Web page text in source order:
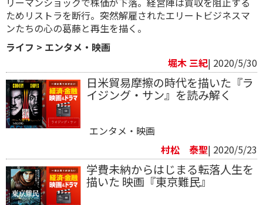
ためリストラを断行。突然解雇されたエリートビジネスマ
ンたちの心の葛藤と再生を描く。
ライフ > エンタメ・映画
堀木 三紀| 2020/5/30
日米貿易摩擦の時代を描いた『ラ
イジング・サン』を読み解く
エンタメ・映画
村松 泰聖| 2020/5/23
学費未納からはじまる転落人生を
描いた 映画『東京難民』